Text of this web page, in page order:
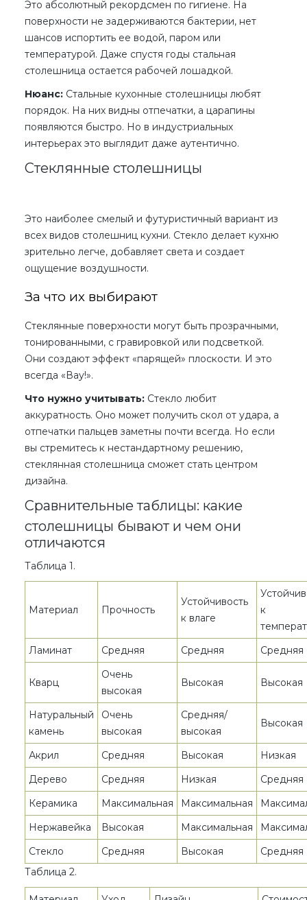
Это абсолютный рекордсмен по гигиене. На
поверхности не задерживаются бактерии, нет
шансов испортить ее водой, паром или
температурой. Даже спустя годы стальная
столешница остается рабочей лошадкой.
Нюанс: Стальные кухонные столешницы любят
порядок. На них видны отпечатки, а царапины
появляются быстро. Но в индустриальных
интерьерах это выглядит даже аутентично.
Стеклянные столешницы
Это наиболее смелый и футуристичный вариант из
всех видов столешниц кухни. Стекло делает кухню
зрительно легче, добавляет света и создает
ощущение воздушности.
За что их выбирают
Стеклянные поверхности могут быть прозрачными,
тонированными, с гравировкой или подсветкой.
Они создают эффект «парящей» плоскости. И это
всегда «Вау!».
Что нужно учитывать: Стекло любит
аккуратность. Оно может получить скол от удара, а
отпечатки пальцев заметны почти всегда. Но если
вы стремитесь к нестандартному решению,
стеклянная столешница сможет стать центром
дизайна.
Сравнительные таблицы: какие
столешницы бывают и чем они
отличаются
Таблица 1.
Материал Прочность
Устойчивость
к влаге
к
Ламинат
Средняя Средняя Средняя
Кварц
Очень
высокая
Высокая Высокая
Натуральный
камень
Очень
высокая
Средняя/
высокая
Высокая
Акрил Средняя Высокая
Низкая
Дерево
Средняя Низкая
Средняя
Керамика
Максимальная Максимальная
Нержавейка
Высокая Максимальная
Стекло
Средняя Высокая
Средняя
Таблица 2.